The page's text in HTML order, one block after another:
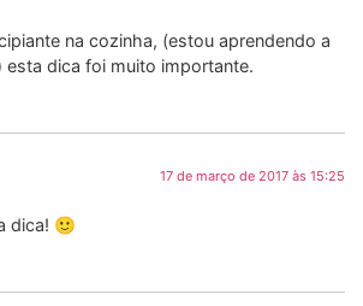
na cozinha, (estou aprendendo a
esta dica foi muito importante.
17 de março de 2017 às 15:25
dica! 🙂